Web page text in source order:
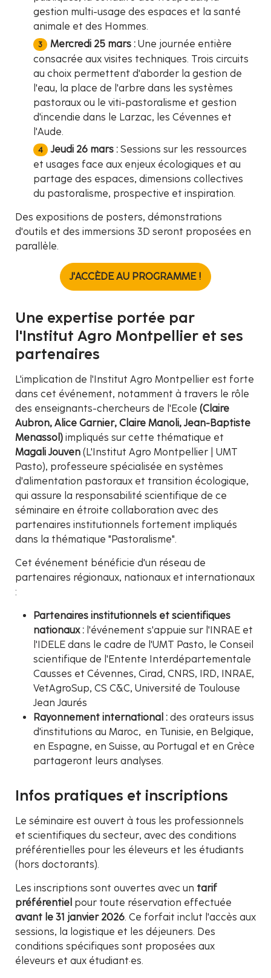
gestion multi-usage des espaces et la santé
animale et des Hommes.
Mercredi 25 mars : Une journée entière
consacrée aux visites techniques. Trois circuits
au choix permettent d'aborder la gestion de
l'eau, la place de l'arbre dans les systèmes
pastoraux ou le viti-pastoralisme et gestion
d'incendie dans le Larzac, les Cévennes et
l'Aude.
Jeudi 26 mars : Sessions sur les ressources
et usages face aux enjeux écologiques et au
partage des espaces, dimensions collectives
du pastoralisme, prospective et inspiration.
Des expositions de posters, démonstrations
d'outils et des immersions 3D seront proposées en
parallèle.
J'ACCÈDE AU PROGRAMME !
Une expertise portée par
l'Institut Agro Montpellier et ses
partenaires
L'implication de l'Institut Agro Montpellier est forte
dans cet événement, notamment à travers le rôle
des enseignants-chercheurs de l'Ecole (Claire
Aubron, Alice Garnier, Claire Manoli, Jean-Baptiste
Menassol) impliqués sur cette thématique et
Magali Jouven (L'Institut Agro Montpellier | UMT
Pasto), professeure spécialisée en systèmes
d'alimentation pastoraux et transition écologique,
qui assure la responsabilité scientifique de ce
séminaire en étroite collaboration avec des
partenaires institutionnels fortement impliqués
dans la thématique "Pastoralisme".
Cet événement bénéficie d'un réseau de
partenaires régionaux, nationaux et internationaux
:
Partenaires institutionnels et scientifiques
nationaux : l'événement s'appuie sur l'INRAE et
l'IDELE dans le cadre de l'UMT Pasto, le Conseil
scientifique de l'Entente Interdépartementale
Causses et Cévennes, Cirad, CNRS, IRD, INRAE,
VetAgroSup, CS C&C, Université de Toulouse
Jean Jaurés
Rayonnement international : des orateurs issus
d'institutions au Maroc, en Tunisie, en Belgique,
en Espagne, en Suisse, au Portugal et en Grèce
partageront leurs analyses.
Infos pratiques et inscriptions
Le séminaire est ouvert à tous les professionnels
et scientifiques du secteur, avec des conditions
préférentielles pour les éleveurs et les étudiants
(hors doctorants).
Les inscriptions sont ouvertes avec un tarif
préférentiel pour toute réservation effectuée
avant le 31 janvier 2026. Ce forfait inclut l'accès aux
sessions, la logistique et les déjeuners. Des
conditions spécifiques sont proposées aux
éleveurs et aux étudiant·es.